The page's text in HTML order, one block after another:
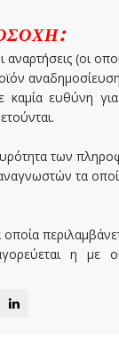
αναρτήσεις (οι
καμία ευθύνη
των
τα
η με